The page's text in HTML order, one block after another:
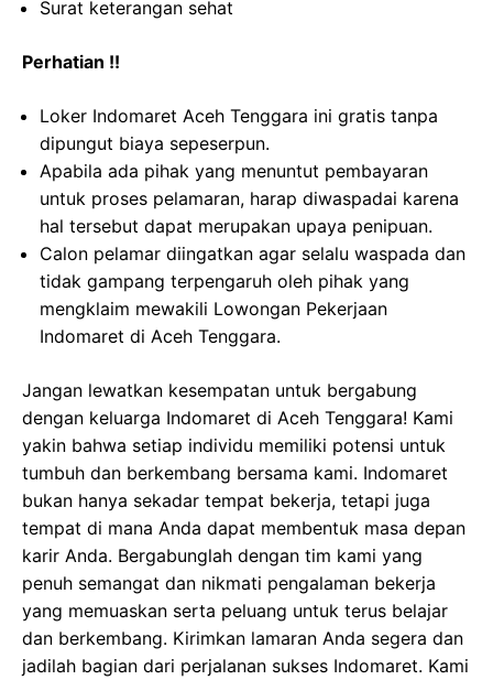
Surat keterangan sehat
Perhatian !!
Loker Indomaret Aceh Tenggara ini gratis tanpa
dipungut biaya sepeserpun.
Apabila ada pihak yang menuntut pembayaran
untuk proses pelamaran, harap diwaspadai karena
hal tersebut dapat merupakan upaya penipuan.
Calon pelamar diingatkan agar selalu waspada dan
tidak gampang terpengaruh oleh pihak yang
mengklaim mewakili Lowongan Pekerjaan
Indomaret di Aceh Tenggara.
Jangan lewatkan kesempatan untuk bergabung
dengan keluarga Indomaret di Aceh Tenggara! Kami
yakin bahwa setiap individu memiliki potensi untuk
tumbuh dan berkembang bersama kami. Indomaret
bukan hanya sekadar tempat bekerja, tetapi juga
tempat di mana Anda dapat membentuk masa depan
karir Anda. Bergabunglah dengan tim kami yang
penuh semangat dan nikmati pengalaman bekerja
yang memuaskan serta peluang untuk terus belajar
dan berkembang. Kirimkan lamaran Anda segera dan
jadilah bagian dari perjalanan sukses Indomaret. Kami